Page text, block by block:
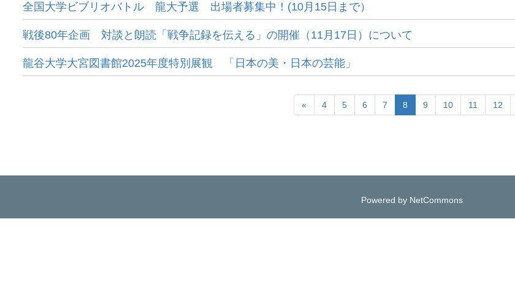
全国大学ビブリオバトル 龍大予選 出場者募集中！(10月15日まで）
戦後80年企画 対談と朗読「戦争記録を伝える」の開催（11月17日）について
龍谷大学大宮図書館2025年度特別展観 「日本の美・日本の芸能」
« 4 5 6 7 8 9 10 11 12
Powered by NetCommons